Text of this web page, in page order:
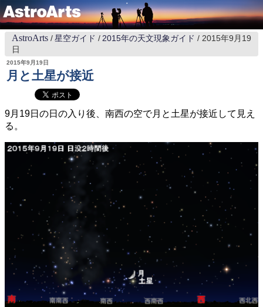
AstroArts 星空ガイド 2015年の天文現象ガイド
2015年9月19
日
2015年9月19日
月と土星が接近
9月19日の日の入り後、南西の空で月と土星が接近して見え
る。